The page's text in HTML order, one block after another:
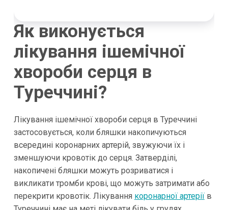
Як виконується
лікування ішемічної
хвороби серця в
Туреччині?
Лікування ішемічної хвороби серця в Туреччині
застосовується, коли бляшки накопичуються
всередині коронарних артерій, звужуючи їх і
зменшуючи кровотік до серця. Затверділі,
накопичені бляшки можуть розриватися і
викликати тромби крові, що можуть затримати або
перекрити кровотік. Лікування коронарної артеріїв